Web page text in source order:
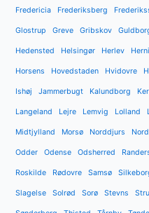
Fredericia Frederiksberg
Glostrup Greve Gribskov
Hedensted Helsingør Herlev
Horsens Hovedstaden Hvidovre
Ishøj Jammerbugt Kalundborg
Langeland Lejre Lemvig Lolland
Midtjylland Morsø Norddjurs
Odder Odense Odsherred
Roskilde Rødovre Samsø
Slagelse Solrød Sorø Stevns